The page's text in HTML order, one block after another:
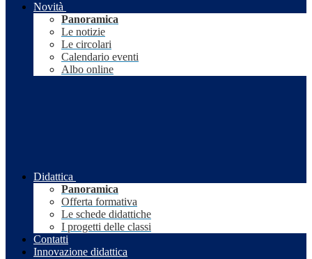
Novità
Panoramica
Le notizie
Le circolari
Calendario eventi
Albo online
Didattica
Panoramica
Offerta formativa
Le schede didattiche
I progetti delle classi
Contatti
Innovazione didattica